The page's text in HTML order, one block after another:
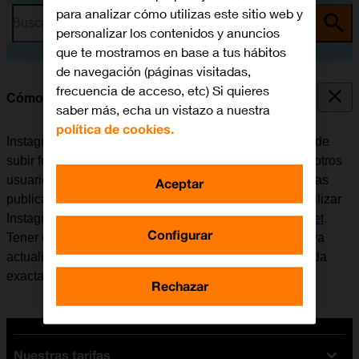
Busca por problema o tema
Cómo utilizar Instagram
Instagram es una red social y aplicación donde se puede
subir fotografías y vídeos cortos para compartirlos con otros
usuarios. Se puede seguir a otros usuarios, comentar las
publicaciones de otros y dar al "Me gusta". Antes de utilizar
Instagram, es necesarioconfigurar el móvil para internet.
Tener en cuenta que el desarrollador de aplicaciones va
actualizando la app y por eso puede ser que no coincida
exactamente con el contenido de esta instrucción.
Nuestras tarifas
para analizar cómo utilizas este sitio web y
personalizar los contenidos y anuncios
que te mostramos en base a tus hábitos
de navegación (páginas visitadas,
frecuencia de acceso, etc) Si quieres
saber más, echa un vistazo a nuestra
política de cookies.
Configurar
Rechazar
Aceptar